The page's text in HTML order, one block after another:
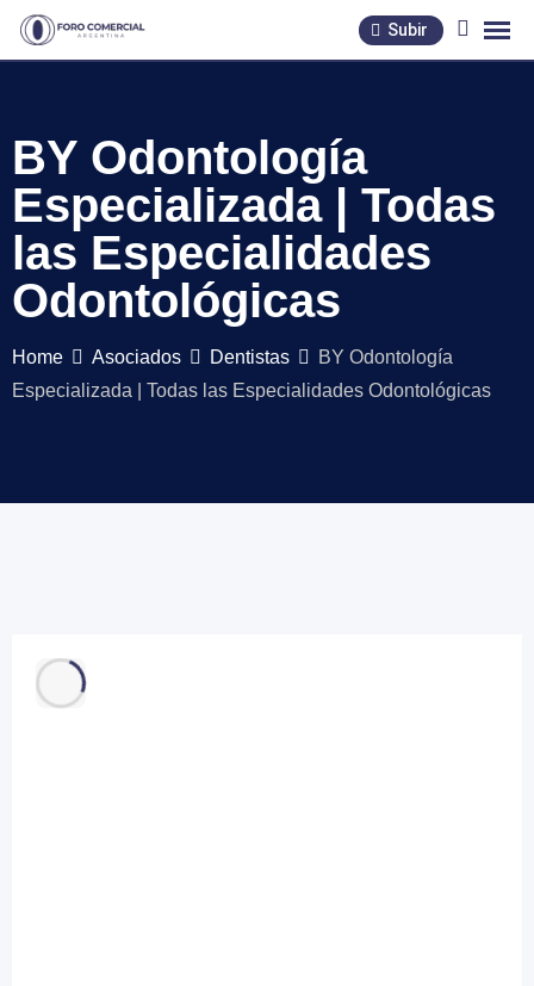
Skip
Subir
BY Odontología
Especializada | Todas
las Especialidades
Odontológicas
Home Asociados Dentistas
BY Odontología
Especializada | Todas las Especialidades Odontológicas